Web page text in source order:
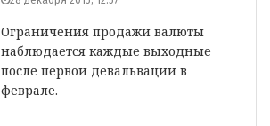
Ограничения продажи валюты
наблюдается каждые выходные
после первой девальвации в
феврале.